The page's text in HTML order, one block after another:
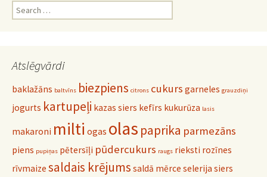
Search
for:
Atslēgvārdi
baklažāns baltvīns biezpiens citrons cukurs garneles grauzdiņi
jogurts kartupeļi kazas siers kefīrs kukurūza lasis
makaroni milti ogas olas paprika parmezāns
piens pupiņas pētersīļi pūdercukurs raugs rieksti rozīnes
rīvmaize saldais krējums saldā mērce selerija siers